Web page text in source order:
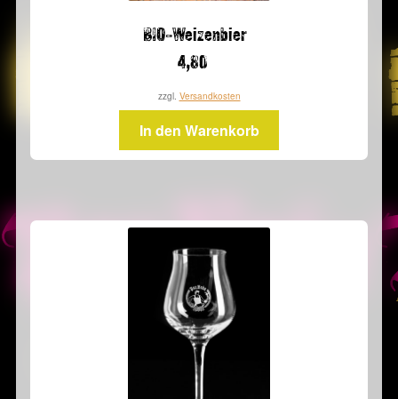
BIO-Weizenbier
4,80
zzgl. Versandkosten
In den Warenkorb